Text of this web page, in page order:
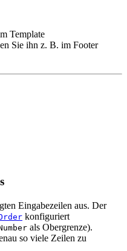
Template
Sie ihn z. B. im Footer
Eingabezeilen aus. Der
konfiguriert
als Obergrenze).
so viele Zeilen zu